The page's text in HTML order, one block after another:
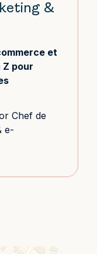
&
et
Z pour
Chef de
e-